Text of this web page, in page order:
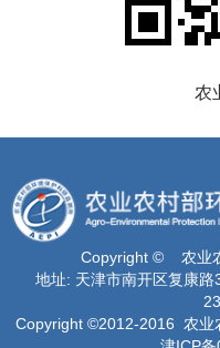
农
Copyright © 农业
地址: 天津市南开区复康
Copyright ©2012-2016 农业